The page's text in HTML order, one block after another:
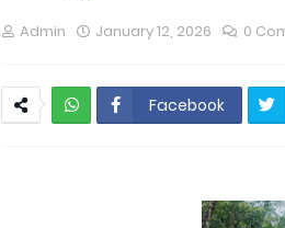
Admin January 12, 2026 0
Facebook